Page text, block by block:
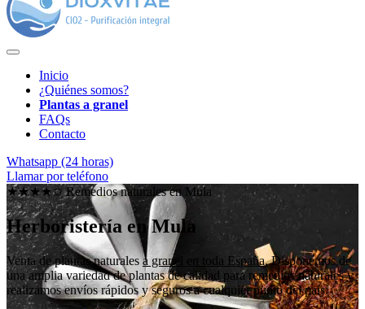
Inicio
¿Quiénes somos?
Plantas a granel
FAQs
Contacto
Whatsapp (24 horas)
Llamar por teléfono
★★★★✩ Remedios naturales en Mula
Herboristería en Mula
Venta de plantas naturalesa granel en toda España. Disponemos de
una amplia variedad de plantas de calidad para remedios naturales y
realizamos envíos rápidos y seguros a cualquier punto del país.